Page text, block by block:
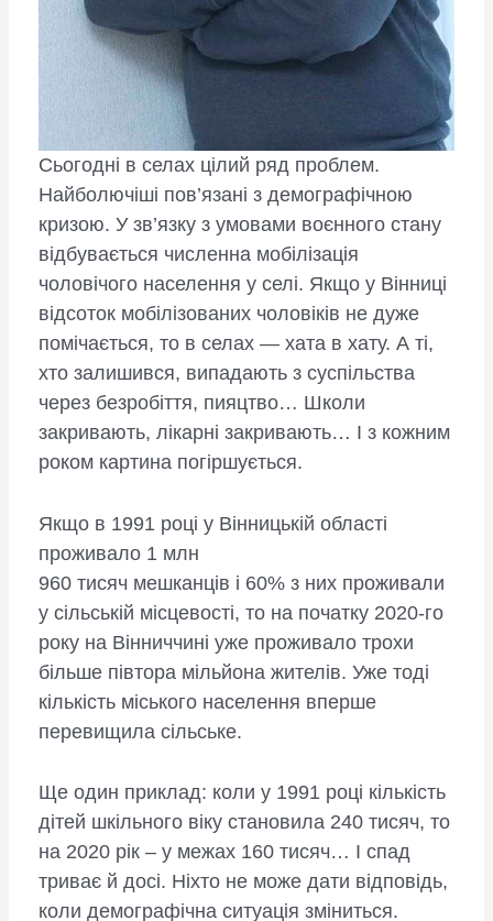
Сьогодні в селах цілий ряд проблем.
Найболючіші пов’язані з демографічною
кризою. У зв’язку з умовами воєнного стану
відбувається численна мобілізація
чоловічого населення у селі. Якщо у Вінниці
відсоток мобілізованих чоловіків не дуже
помічається, то в селах — хата в хату. А ті,
хто залишився, випадають з суспільства
через безробіття, пияцтво… Школи
закривають, лікарні закривають… І з кожним
роком картина погіршується.
Якщо в 1991 році у Він­ницькій області
проживало 1 млн
960 тисяч мешканців і 60% з них проживали
у сільській місцевості, то на початку 2020-го
року на Вінниччині уже проживало трохи
більше півтора мільйона жителів. Уже тоді
кількість міського населення вперше
перевищила сільське.
Ще один приклад: коли у 1991 році кількість
дітей шкільного віку становила 240 тисяч, то
на 2020 рік – у межах 160 тисяч… І спад
триває й досі. Ніхто не може дати відповідь,
коли демографічна ситуація зміниться.